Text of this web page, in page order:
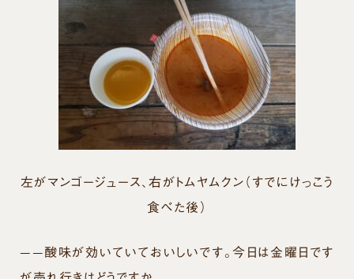
左がマンゴージュース、右がトムヤムクン（すでにけっこう
食べた後）
——酸味が効いていておいしいです。今日は金曜日です